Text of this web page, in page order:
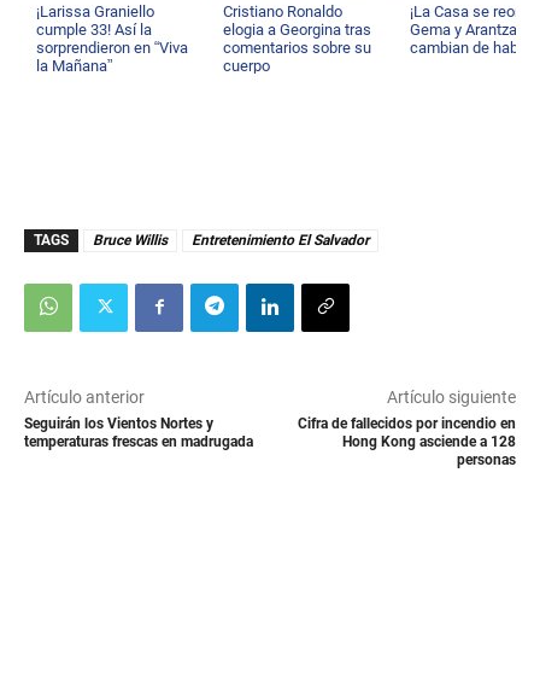
¡Larissa Graniello
cumple 33! Así la
sorprendieron en “Viva
la Mañana”
Cristiano Ronaldo
elogia a Georgina tras
comentarios sobre su
cuerpo
¡La Casa se
Gema y Arantza
cambian de
TAGS Bruce Willis Entretenimiento El Salvador
Artículo anterior
Seguirán los Vientos Nortes y
temperaturas frescas en madrugada
Artículo siguiente
Cifra de fallecidos por incendio en
Hong Kong asciende a 128
personas